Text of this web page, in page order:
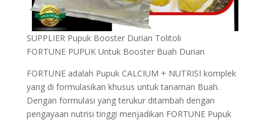
SUPPLIER Pupuk Booster Durian Tolitoli
FORTUNE PUPUK Untuk Booster Buah Durian
FORTUNE adalah Pupuk CALCIUM + NUTRISI komplek
yang di formulasikan khusus untuk tanaman Buah.
Dengan formulasi yang terukur ditambah dengan
pengayaan nutrisi tinggi menjadikan FORTUNE Pupuk